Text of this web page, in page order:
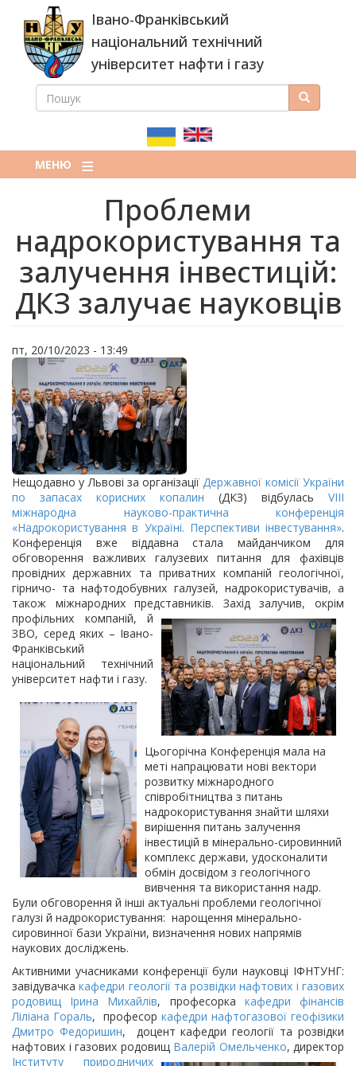
основного
вмісту
Івано-Франківський
національний технічний
університет нафти і газу
ПОШУКОВА
ПОШУК Пошук
МЕНЮ
Проблеми
надрокористування та
залучення інвестицій:
ДКЗ залучає науковців
пт, 20/10/2023 - 13:49
Нещодавно у Львові за організаціїДержавної комісії України
по запасах корисних копалин (ДКЗ) відбулась VIII
міжнародна науково-практична конференція
«Надрокористування в Україні. Перспективи інвестування».
Конференція вже віддавна стала майданчиком для
обговорення важливих галузевих питання для фахівців
провідних державних та приватних компаній геологічної,
гірничо- та нафтодобувних галузей, надрокористувачів, а
також міжнародних представників. Західзалучив, окрім
профільних компаній, й
ЗВО, серед яких – Івано-
Франківський
національний технічний
університет нафти і газу.
Цьогорічна Конференція мала на
меті напрацювати нові вектори
розвитку міжнародного
співробітництва з питань
надрокористування знайти шляхи
вирішення питань залучення
інвестицій в мінерально-сировинний
комплекс держави, удосконалити
обмін досвідом з геологічного
вивчення та використання надр.
Були обговорення й інші актуальні проблеми геологічної
галузі й надрокористування: нарощення мінерально-
сировинної бази України, визначення нових напрямів
наукових досліджень.
Активними учасниками конференції були науковці ІФНТУНГ:
завідувачкакафедри геології та розвідки нафтових і газових
родовищ
Ірина Михайлів, професорка кафедри фінансів
Ліліана Гораль, професор кафедри нафтогазової геофізики
Дмитро Федоришин, доцент кафедри геології та розвідки
нафтових і газових родовищ Валерій Омельченко, директор
Інституту природничих